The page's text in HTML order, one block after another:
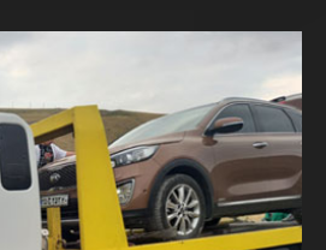
رسانی در تمامی ساعات بدون
تجهیزات کامل و در شرایط
و امداد رسانی به کلیه